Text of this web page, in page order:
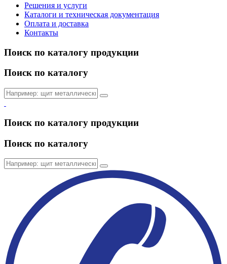
Решения и услуги
Каталоги и техническая документация
Оплата и доставка
Контакты
Поиск по каталогу продукции
Поиск по каталогу
Поиск по каталогу продукции
Поиск по каталогу